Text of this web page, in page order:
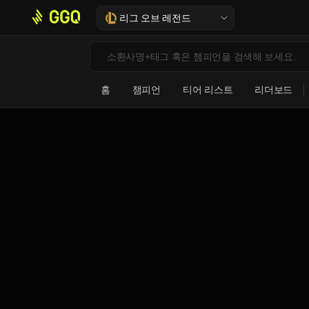
리그 오브 레전드
홈 챔피언 티어 리스트 리더보드